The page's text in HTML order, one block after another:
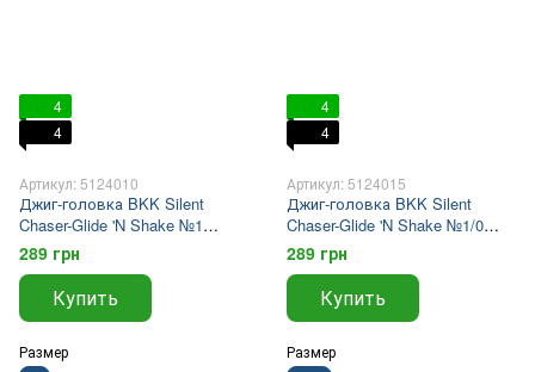
4
4
Артикул: 5124010
Джиг-головка BKK Silent
Chaser-Glide 'N Shake №1
2.65г(4шт)NEW
289 грн
Купить
Размер
4
4
Артикул: 5124015
Джиг-головка BKK Silent
Chaser-Glide 'N Shake №1/0
2.65г(4шт)NEW
289 грн
Купить
Размер